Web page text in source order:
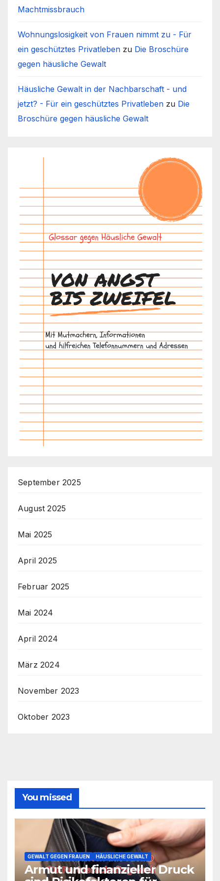
Machtmissbrauch
Wohnungslosigkeit von Frauen nimmt zu - Für
ein geschütztes Privatleben zu Die Broschüre
gegen häusliche Gewalt
Häusliche Gewalt in der Nachbarschaft - und
jetzt? - Für ein geschütztes Privatleben zu Die
Broschüre gegen häusliche Gewalt
September 2025
August 2025
Mai 2025
April 2025
Februar 2025
Mai 2024
April 2024
März 2024
November 2023
Oktober 2023
You missed
GEWALT GEGEN FRAUEN HÄUSLICHE GEWALT
Armut und finanzieller Druck